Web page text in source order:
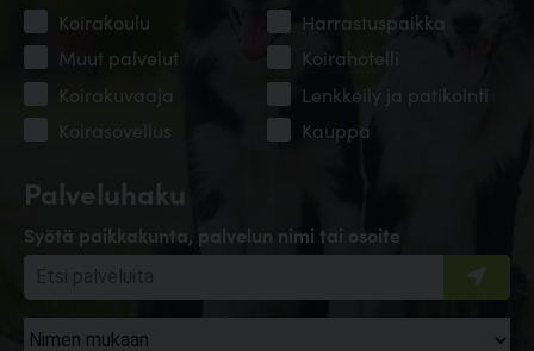
Palveluhaku
Syötä paikkakunta, palvelun nimi tai osoite
Koirakoulu
Harrastuspaikka
Muut palvelut
Koirahotelli
Koirakuvaaja
Lenkkeily ja patikointi
Koirasovellus
Kauppa